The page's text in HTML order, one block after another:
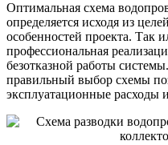
Оптимальная схема
определяется исходя из
особенностей проекта. Так
профессиональная
безотказной работы
правильный выбор схемы
эксплуатационные расходы